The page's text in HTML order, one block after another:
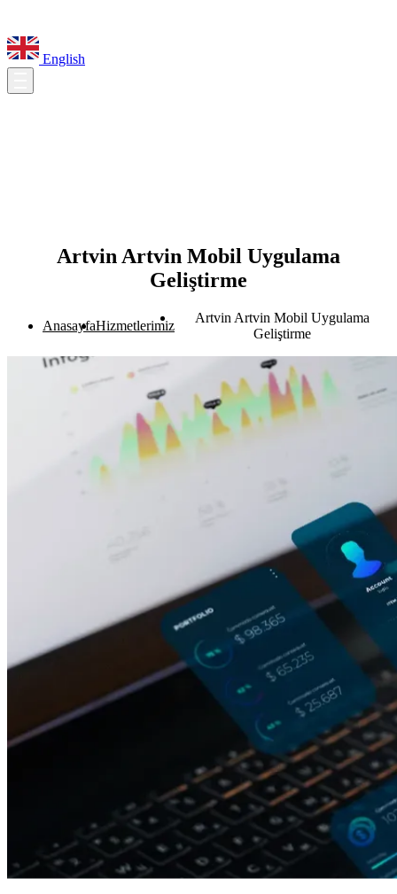
English
Artvin Artvin Mobil Uygulama
Geliştirme
AnasayfaHizmetlerimiz
Artvin Artvin Mobil Uygulama
Geliştirme